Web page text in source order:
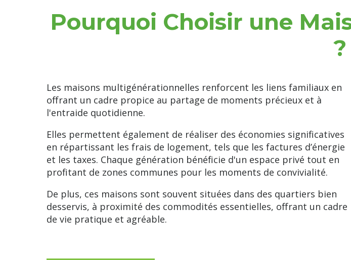
Pourquoi Choisir une
?
Les maisons multigénérationnelles renforcent les liens familiaux en
offrant un cadre propice au partage de moments précieux et à
l'entraide quotidienne.
Elles permettent également de réaliser des économies significatives
en répartissant les frais de logement, tels que les factures d’énergie
et les taxes. Chaque génération bénéficie d'un espace privé tout en
profitant de zones communes pour les moments de convivialité.
De plus, ces maisons sont souvent situées dans des quartiers bien
desservis, à proximité des commodités essentielles, offrant un cadre
de vie pratique et agréable.